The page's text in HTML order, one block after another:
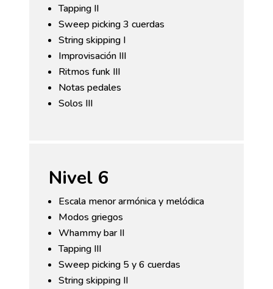
Tapping II
Sweep picking 3 cuerdas
String skipping I
Improvisación III
Ritmos funk III
Notas pedales
Solos III
Nivel 6
Escala menor armónica y melódica
Modos griegos
Whammy bar II
Tapping III
Sweep picking 5 y 6 cuerdas
String skipping II